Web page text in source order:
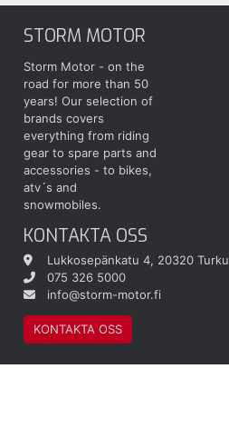
STORM MOTOR
Storm Motor - on the
road for more than 50
years! Our selection of
brands covers
everything from riding
gear to spare parts and
accessories - to bikes,
atv´s and
snowmobiles.
KONTAKTA OSS
Lukkosepänkatu 4, 20320 Turku
075 326 5000
info@storm-motor.fi
KONTAKTA OSS